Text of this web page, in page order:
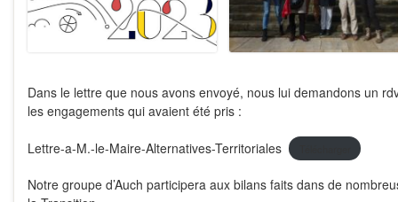
Dans le lettre que nous avons envoyé, nous lui demandons un
les engagements qui avaient été pris :
Lettre-a-M.-le-Maire-Alternatives-Territoriales
Notre groupe d’Auch participera aux bilans faits dans de